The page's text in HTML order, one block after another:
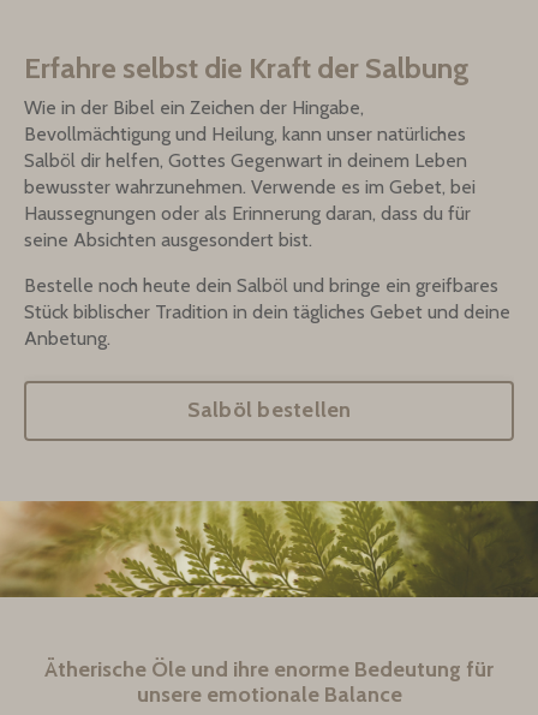
Erfahre selbst die Kraft der Salbung
Wie in der Bibel ein Zeichen der Hingabe,
Bevollmächtigung und Heilung, kann unser natürliches
Salböl dir helfen, Gottes Gegenwart in deinem Leben
bewusster wahrzunehmen. Verwende es im Gebet, bei
Haussegnungen oder als Erinnerung daran, dass du für
seine Absichten ausgesondert bist.
Bestelle noch heute dein Salböl und bringe ein greifbares
Stück biblischer Tradition in dein tägliches Gebet und deine
Anbetung.
Salböl bestellen
Ätherische Öle und ihre enorme Bedeutung für
unsere emotionale Balance